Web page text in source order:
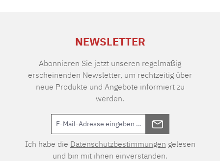
NEWSLETTER
Abonnieren Sie jetzt unseren regelmäßig
erscheinenden Newsletter, um rechtzeitig über
neue Produkte und Angebote informiert zu
werden.
Ich habe die Datenschutzbestimmungen gelesen
und bin mit ihnen einverstanden.